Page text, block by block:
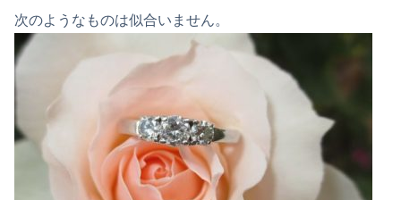
次のようなものは似合いません。